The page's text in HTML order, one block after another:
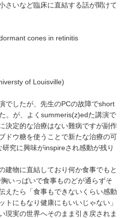
さいなど臨床に直結する話が聞けて
cones in retinitis
of Louisville)
でしたが、先生のPCの故障でshort
。が、よくsummeris(z)edた講演で
決定的な治療はない難病ですが副作
ドウ糖を使うことで新たな治療の可
究に興味がinspireされ感動が残り
建物に直結しており何か食事でもと
いっぱいで食事ものどが通らずそ
えたら「食事もできないくらい感動
トにもなり健康にもいいじゃない」
現実の世界へそのまま引き戻されま